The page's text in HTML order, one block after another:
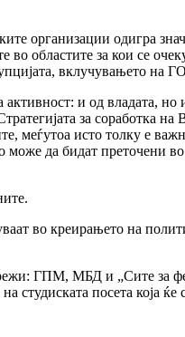
организации одигра
во областите за кои се
вклучувањето на
и од владата, но
за соработка на
меѓутоа исто толку е
може да бидат преточени
во креирањето на
ГПМ, МБД и „Сите за
студиската посета која